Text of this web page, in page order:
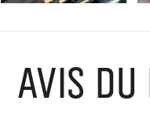
AVIS DU